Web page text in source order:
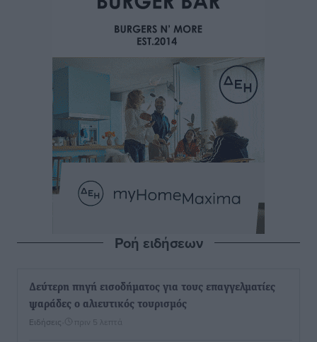
Ροή ειδήσεων
Δεύτερη πηγή εισοδήματος για τους επαγγελματίες
ψαράδες ο αλιευτικός τουρισμός
Ειδήσεις πριν 5 λεπτά